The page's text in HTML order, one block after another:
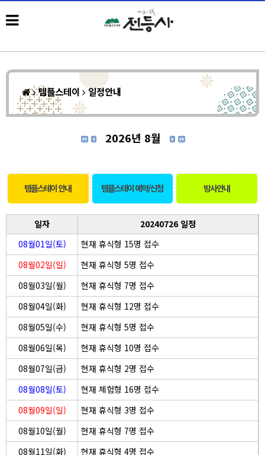
템플스테이 일정안내
2026년 8월
템플스테이 안내 템플스테이 예약/신청 방사안내
일자
20240726 일정
08월01일(토)
현재 휴식형 15명 접수
08월02일(일)
현재 휴식형 5명 접수
08월03일(월)
현재 휴식형 7명 접수
08월04일(화)
현재 휴식형 12명 접수
08월05일(수)
현재 휴식형 5명 접수
08월06일(목)
현재 휴식형 10명 접수
08월07일(금)
현재 휴식형 2명 접수
08월08일(토)
현재 체험형 16명 접수
08월09일(일)
현재 휴식형 3명 접수
08월10일(월)
현재 휴식형 7명 접수
08월11일(화)
현재 휴식형 4명 접수